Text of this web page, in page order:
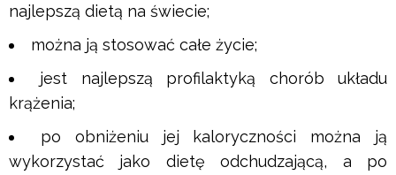
najlepszą dietą na świecie;
można ją stosować całe życie;
jest najlepszą profilaktyką chorób układu
krążenia;
po obniżeniu jej kaloryczności można ją
wykorzystać jako dietę odchudzającą, a po